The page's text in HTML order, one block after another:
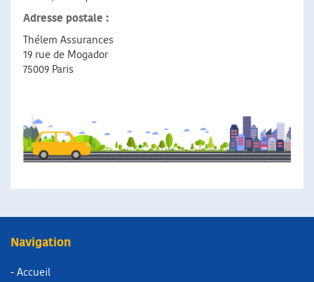
Adresse postale :
Thélem Assurances
19 rue de Mogador
75009 Paris
Navigation
- Accueil